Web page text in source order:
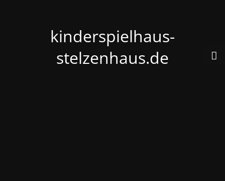
kinderspielhaus-
stelzenhaus.de